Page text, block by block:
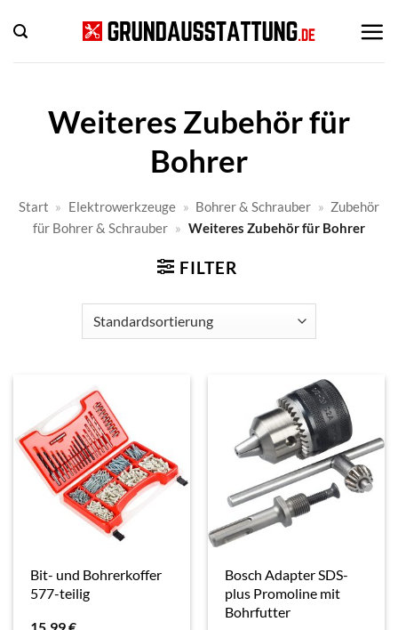
Inhalt
springen
Weiteres Zubehör für
Bohrer
Start » Elektrowerkzeuge » Bohrer & Schrauber » Zubehör
für Bohrer & Schrauber » Weiteres Zubehör für Bohrer
FILTER
Bit- und Bohrerkoffer
577-teilig
15,99€
Bosch Adapter SDS-
plus Promoline mit
Bohrfutter